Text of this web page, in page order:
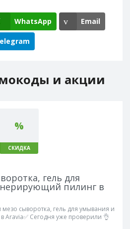
WhatsApp Email
и акции
%
СКИДКА
гель для
пилинг в
сыворотка, гель для умывания и
Сегодня уже проверили 👌